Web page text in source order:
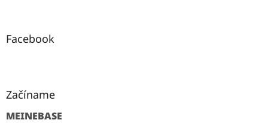
Facebook
Začíname
MEINEBASE